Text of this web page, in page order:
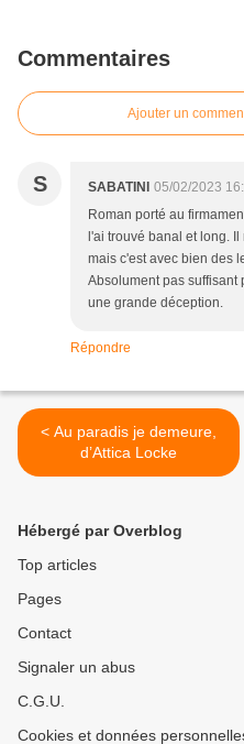
Commentaires
Ajouter un
S SABATINI
05/02/2023
Roman porté au
l'ai trouvé banal et long.
mais c'est avec bien des
Absolument pas suffisant
une grande déception.
Répondre
< Au paradis je demeure,
d’Attica Locke
Hébergé par Overblog
Top articles
Pages
Contact
Signaler un abus
C.G.U.
Cookies et données